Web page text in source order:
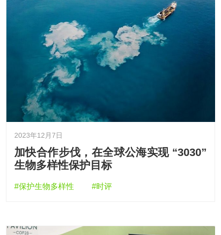
2023年12月7日
加快合作步伐，在全球公海实现 “3030”
生物多样性保护目标
#保护生物多样性 #时评